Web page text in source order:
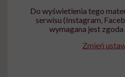
Do wyświetlenia tego
serwisu (Instagram,
wymagana jest
Zmień